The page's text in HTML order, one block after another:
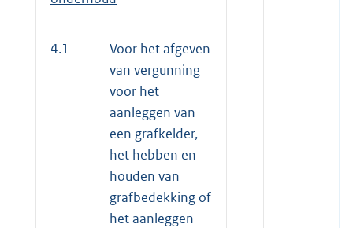
4.1
Voor het afgeven
van vergunning
voor het
aanleggen van
een grafkelder,
het hebben en
houden van
grafbedekking of
het aanleggen